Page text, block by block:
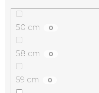
50 cm 0
58 cm 0
59 cm 0